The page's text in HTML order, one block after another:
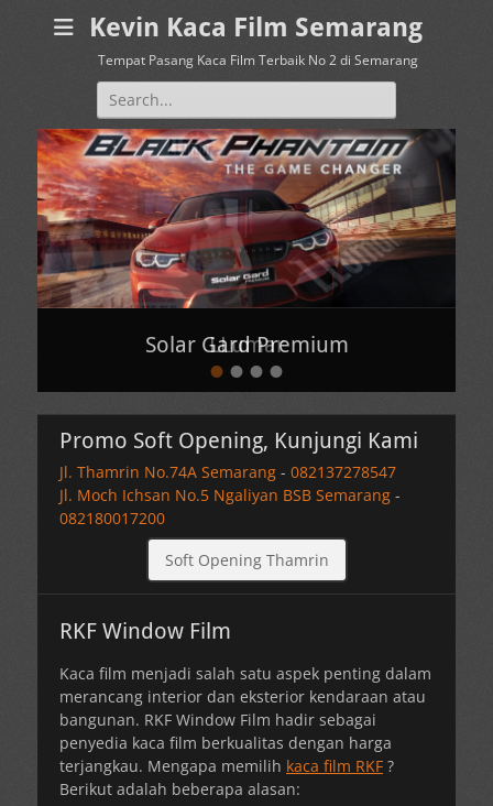
Kevin Kaca Film Semarang
Tempat Pasang Kaca Film Terbaik No 2 di Semarang
Search
for:
••••
Solar Gard Premium
on
By
Kevin
LLumar
on
By
Kevin
Promo Soft Opening, Kunjungi Kami
Jl. Thamrin No.74A Semarang - 082137278547
Jl. Moch Ichsan No.5 Ngaliyan BSB Semarang -
082180017200
Soft Opening Thamrin
RKF Window Film
Kaca film menjadi salah satu aspek penting dalam
merancang interior dan eksterior kendaraan atau
bangunan. RKF Window Film hadir sebagai
penyedia kaca film berkualitas dengan harga
terjangkau. Mengapa memilih kaca film RKF ?
Berikut adalah beberapa alasan: